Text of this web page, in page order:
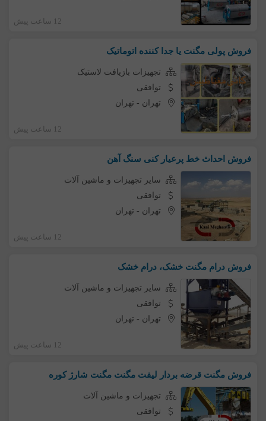
12 ساعت پیش
فروش پولی مگنت یا جدا کننده اتوماتیک
تجهیزات بازیافت لاستیک
توافقی
تهران - تهران
12 ساعت پیش
فروش احداث خط پرعیار کنی سنگ آهن
سایر تجهیزات و ماشین آلات
توافقی
تهران - تهران
12 ساعت پیش
فروش درام مگنت خشک، درام خشک
سایر تجهیزات و ماشین آلات
توافقی
تهران - تهران
12 ساعت پیش
فروش مگنت قرضه بردار لیفت مگنت مگنت شارژ کوره
تجهیزات و ماشین آلات
توافقی